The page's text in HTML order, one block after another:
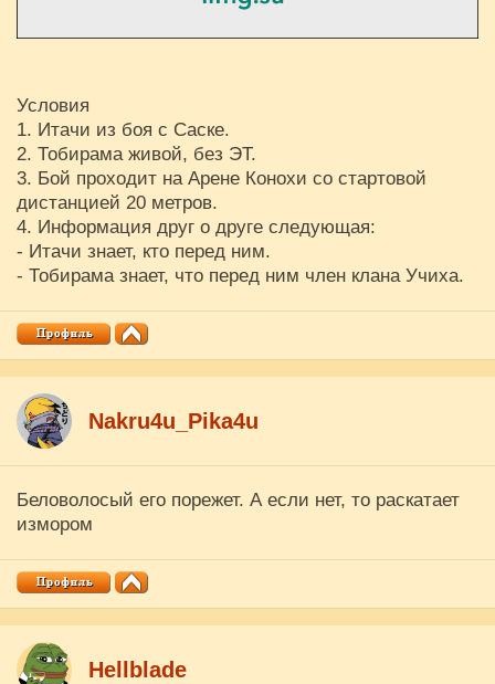
Условия
1. Итачи из боя с Саске.
2. Тобирама живой, без ЭТ.
3. Бой проходит на Арене Конохи со стартовой
дистанцией 20 метров.
4. Информация друг о друге следующая:
- Итачи знает, кто перед ним.
- Тобирама знает, что перед ним член клана Учиха.
Nakru4u_Pika4u
Беловолосый его порежет. А если нет, то раскатает
измором
Hellblade